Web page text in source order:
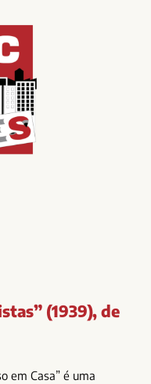
(1939), de
em Casa” é uma